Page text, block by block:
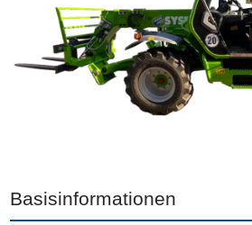
Basisinformationen